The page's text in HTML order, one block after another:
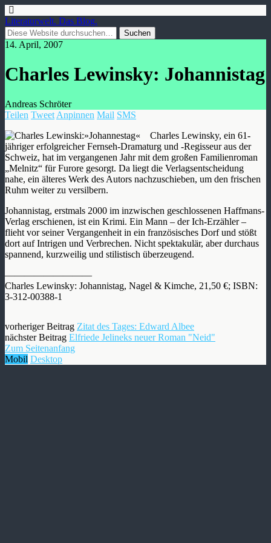
Literaturwelt. Das Blog.
14. April, 2007
Charles Lewinsky: Johannistag
Andreas Schröter
Teilen Tweet Anpinnen Mail SMS
Charles Lewinsky, ein 61-
jähriger erfolgreicher Fernseh-Dramaturg und -Regisseur aus der
Schweiz, hat im vergangenen Jahr mit dem großen Familienroman
„Melnitz“ für Furore gesorgt. Da liegt die Verlagsentscheidung
nahe, ein älteres Werk des Autors nachzuschieben, um den frischen
Ruhm weiter zu versilbern.
Johannistag, erstmals 2000 im inzwischen geschlossenen Haffmans-
Verlag erschienen, ist ein Krimi. Ein Mann – der Ich-Erzähler –
flieht vor seiner Vergangenheit in ein französisches Dorf und stößt
dort auf Intrigen und Verbrechen. Nicht spektakulär, aber durchaus
spannend, kurzweilig und stilistisch überzeugend.
—————————
Charles Lewinsky: Johannistag, Nagel & Kimche, 21,50 €; ISBN:
3-312-00388-1
vorheriger Beitrag Zitat des Tages: Edward Albee
nächster Beitrag Elfriede Jelineks neuer Roman "Neid"
Zum Seitenanfang
Mobil Desktop